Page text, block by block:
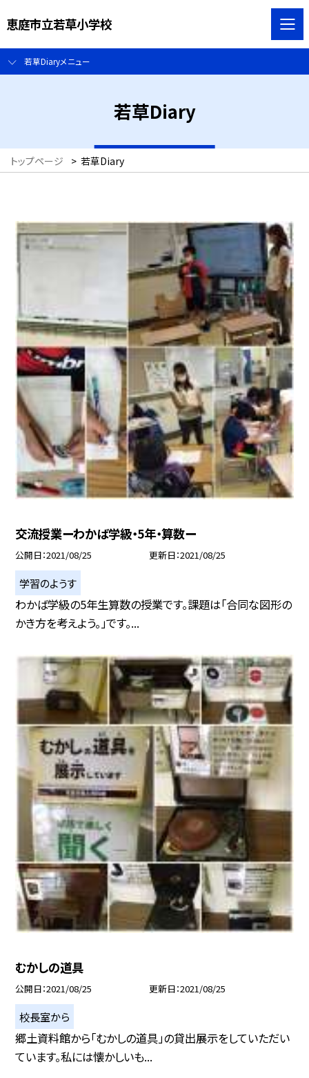
恵庭市立若草小学校
若草Diaryメニュー
若草Diary
トップページ > 若草Diary
交流授業ーわかば学級・5年・算数ー
公開日 2021/08/25 更新日 2021/08/25
学習のようす
わかば学級の5年生算数の授業です。課題は「合同な図形の
かき方を考えよう。」です。...
むかしの道具
公開日 2021/08/25 更新日 2021/08/25
校長室から
郷土資料館から「むかしの道具」の貸出展示をしていただい
ています。私には懐かしいも...